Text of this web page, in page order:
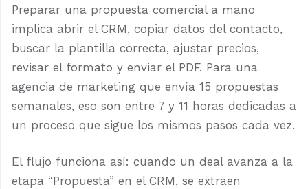
Preparar una propuesta comercial a mano
implica abrir el CRM, copiar datos del contacto,
buscar la plantilla correcta, ajustar precios,
revisar el formato y enviar el PDF. Para una
agencia de marketing que envía 15 propuestas
semanales, eso son entre 7 y 11 horas dedicadas a
un proceso que sigue los mismos pasos cada vez.
El flujo funciona así: cuando un deal avanza a la
etapa “Propuesta” en el CRM, se extraen